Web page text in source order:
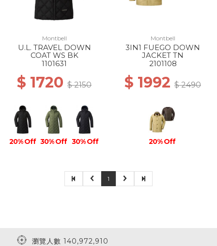
Montbell
U.L. TRAVEL DOWN
COAT WS BK
1101631
$ 1720 $ 2150
20% Off 30% Off 30% Off
Montbell
3IN1 FUEGO DOWN
JACKET TN
2101108
$ 1992 $ 2490
20% Off
1
瀏覽人數 140,972,910